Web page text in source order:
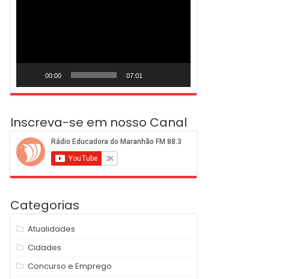
00:00 07:01
Inscreva-se em nosso Canal
Categorias
Atualidades
Cidades
Concurso e Emprego